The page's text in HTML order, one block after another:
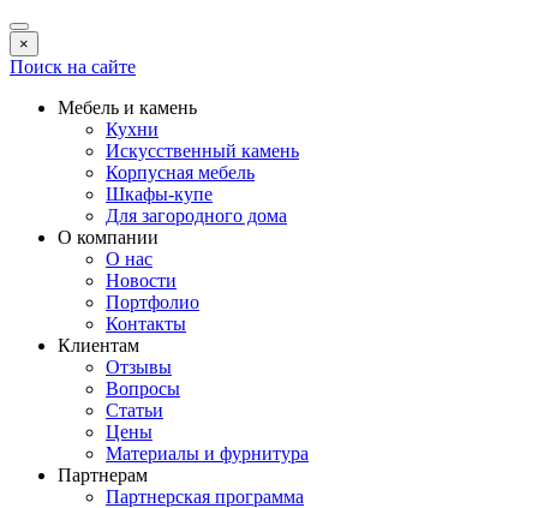
×
Поиск на сайте
Мебель и камень
Кухни
Искусственный камень
Корпусная мебель
Шкафы-купе
Для загородного дома
О компании
О нас
Новости
Портфолио
Контакты
Клиентам
Отзывы
Вопросы
Статьи
Цены
Материалы и фурнитура
Партнерам
Партнерская программа